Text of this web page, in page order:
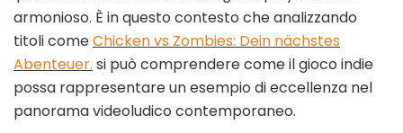
armonioso. È in questo contesto che analizzando
titoli comeChicken vs Zombies: Dein nächstes
Abenteuer. si può comprendere come il gioco indie
possa rappresentare un esempio di eccellenza nel
panorama videoludico contemporaneo.